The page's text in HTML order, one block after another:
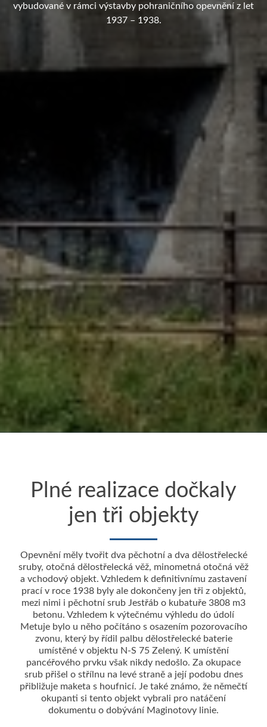
vybudované v rámci výstavby pohraničního opevnění z let
1937 – 1938.
Plné realizace dočkaly
jen tři objekty
Opevnění měly tvořit dva pěchotní a dva dělostřelecké
sruby, otočná dělostřelecká věž, minometná otočná věž
a vchodový objekt. Vzhledem k definitivnímu zastavení
prací v roce 1938 byly ale dokončeny jen tři z objektů,
mezi nimi i pěchotní srub Jestřáb o kubatuře 3808 m3
betonu. Vzhledem k výtečnému výhledu do údolí
Metuje bylo u něho počítáno s osazením pozorovacího
zvonu, který by řídil palbu dělostřelecké baterie
umístěné v objektu N-S 75 Zelený. K umístění
pancéřového prvku však nikdy nedošlo. Za okupace
srub přišel o střílnu na levé straně a její podobu dnes
přibližuje maketa s houfnicí. Je také známo, že němečtí
okupanti si tento objekt vybrali pro natáčení
dokumentu o dobývání Maginotovy linie.